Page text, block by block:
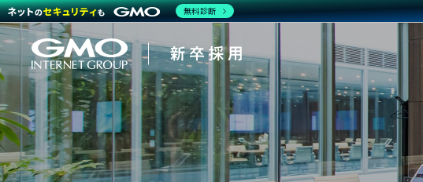
会社を知る 働く人
無料診断